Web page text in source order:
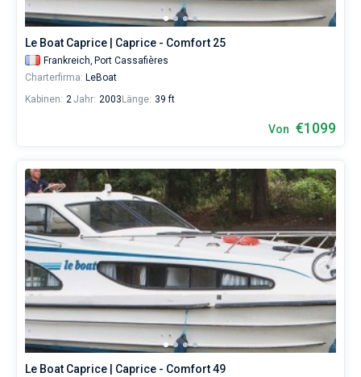
Le Boat Caprice | Caprice - Comfort 25
Frankreich, Port Cassafières
Charterfirma: LeBoat
Kabinen: 2Jahr: 2003 Länge: 39 ft
Von €1099
Le Boat Caprice | Caprice - Comfort 49